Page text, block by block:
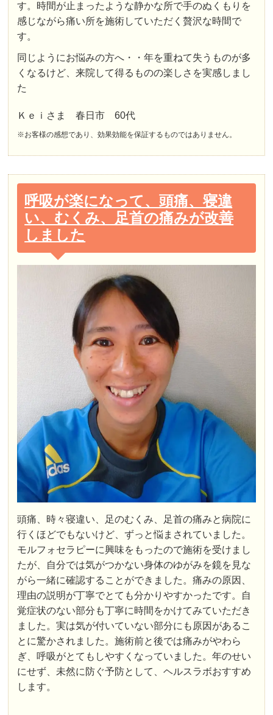
す。時間が止まったような静かな所で手のぬくもりを
感じながら痛い所を施術していただく贅沢な時間で
す。
同じようにお悩みの方へ・・年を重ねて失うものが多
くなるけど、来院して得るものの楽しさを実感しまし
た
Ｋｅｉさま 春日市 60代
※お客様の感想であり、効果効能を保証するものではありません。
呼吸が楽になって、頭痛、寝違
い、むくみ、足首の痛みが改善
しました
頭痛、時々寝違い、足のむくみ、足首の痛みと病院に
行くほどでもないけど、ずっと悩まされていました。
モルフォセラピーに興味をもったので施術を受けまし
たが、自分では気がつかない身体のゆがみを鏡を見な
がら一緒に確認することができました。痛みの原因、
理由の説明が丁寧でとても分かりやすかったです。自
覚症状のない部分も丁寧に時間をかけてみていただき
ました。実は気が付いていない部分にも原因があるこ
とに驚かされました。施術前と後では痛みがやわら
ぎ、呼吸がとてもしやすくなっていました。年のせい
にせず、未然に防ぐ予防として、ヘルスラボおすすめ
します。